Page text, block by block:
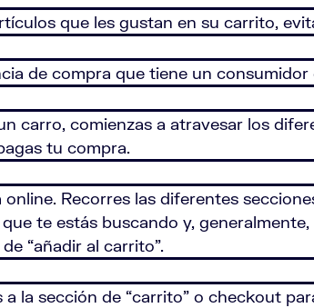
que les gustan en su carrito,
de compra que tiene un consumidor
carro, comienzas a atravesar los
tu compra.
Recorres las diferentes
te estás buscando y,
“añadir al carrito”.
la sección de “carrito” o checkout